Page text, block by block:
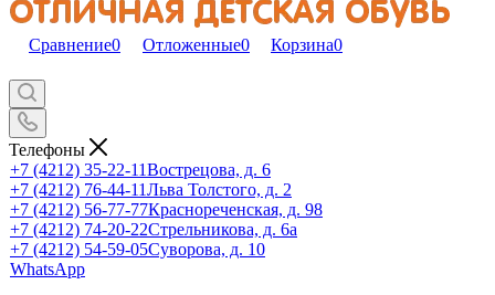
Сравнение0 Отложенные0 Корзина0
Телефоны
+7 (4212) 35-22-11Вострецова, д. 6
+7 (4212) 76-44-11Льва Толстого, д. 2
+7 (4212) 56-77-77Краснореченская, д. 98
+7 (4212) 74-20-22Стрельникова, д. 6а
+7 (4212) 54-59-05Суворова, д. 10
WhatsApp